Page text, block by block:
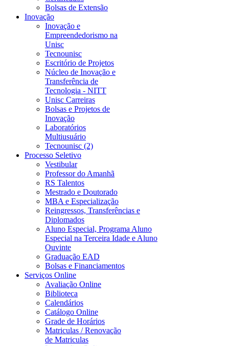
Bolsas de Extensão
Inovação
Inovação e
Empreendedorismo na
Unisc
Tecnounisc
Escritório de Projetos
Núcleo de Inovação e
Transferência de
Tecnologia - NITT
Unisc Carreiras
Bolsas e Projetos de
Inovação
Laboratórios
Multiusuário
Tecnounisc (2)
Processo Seletivo
Vestibular
Professor do Amanhã
RS Talentos
Mestrado e Doutorado
MBA e Especialização
Reingressos, Transferências e
Diplomados
Aluno Especial, Programa Aluno
Especial na Terceira Idade e Aluno
Ouvinte
Graduação EAD
Bolsas e Financiamentos
Serviços Online
Avaliação Online
Biblioteca
Calendários
Catálogo Online
Grade de Horários
Matriculas / Renovação
de Matriculas